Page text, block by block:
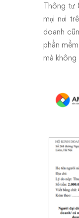
Thông tư
mọi nơi
doanh
phần
mà không